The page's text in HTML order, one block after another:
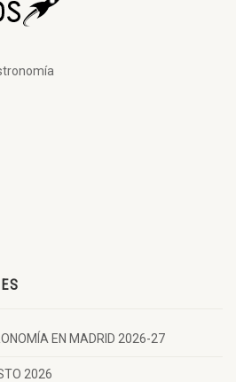
EN MADRID 2026-27
2026